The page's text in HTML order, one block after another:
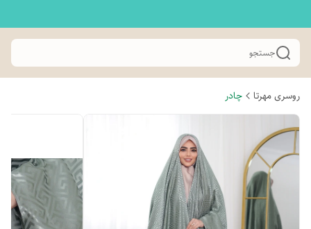
جستجو
روسری مهرتا چادر